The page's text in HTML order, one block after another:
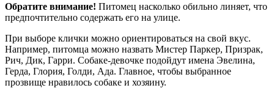
Обратите внимание! Питомец насколько обильно линяет, что
предпочтительно содержать его на улице.
При выборе клички можно ориентироваться на свой вкус.
Например, питомца можно назвать Мистер Паркер, Призрак,
Рич, Дик, Гарри. Собаке-девочке подойдут имена Эвелина,
Герда, Глория, Голди, Ада. Главное, чтобы выбранное
прозвище нравилось собаке и хозяину.